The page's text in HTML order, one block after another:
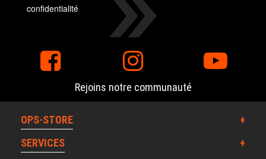
confidentialité
Rejoins notre communauté
OPS-STORE
SERVICES